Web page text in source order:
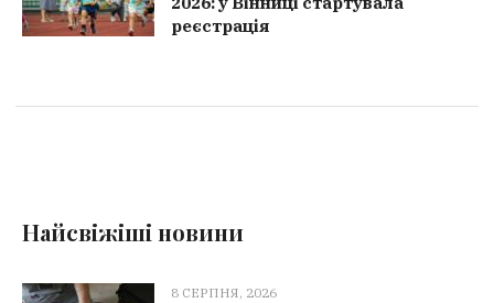
реєстрація
Найсвіжіші новини
8 СЕРПНЯ, 2026